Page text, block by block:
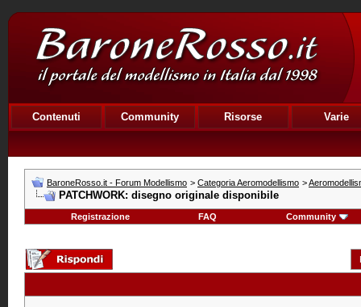
Contenuti Community Risorse Varie
BaroneRosso.it - Forum Modellismo > Categoria Aeromodellismo >
PATCHWORK: disegno originale disponibile
Registrazione FAQ Community